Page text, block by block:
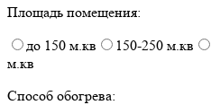
Площадь помещения:
до 150 м.кв
150-250 м.кв
м.кв
Способ обогрева: